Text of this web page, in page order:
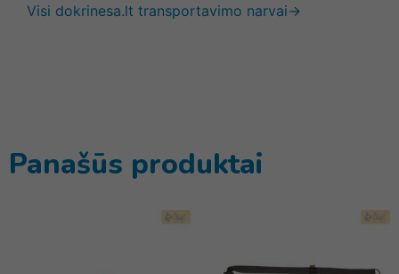
Visi dokrinesa.lt transportavimo narvai→
Panašūs produktai